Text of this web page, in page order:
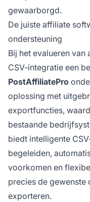
gewaarborgd.
De juiste affiliate
ondersteuning
Bij het evalueren
CSV-integratie een
PostAffiliatePro
oplossing met
exportfuncties,
bestaande
biedt intelligente
begeleiden,
voorkomen en
precies de gewenste
exporteren.